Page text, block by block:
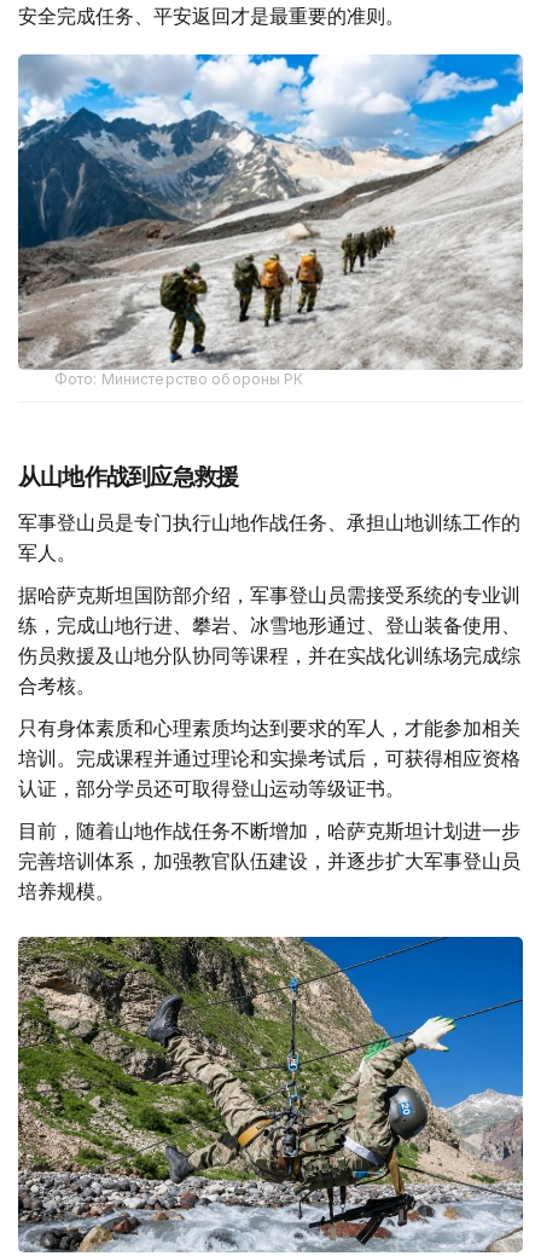
安全完成任务、平安返回才是最重要的准则。
Фото: Министерство обороны РК
从山地作战到应急救援
军事登山员是专门执行山地作战任务、承担山地训练工作的
军人。
据哈萨克斯坦国防部介绍，军事登山员需接受系统的专业训
练，完成山地行进、攀岩、冰雪地形通过、登山装备使用、
伤员救援及山地分队协同等课程，并在实战化训练场完成综
合考核。
只有身体素质和心理素质均达到要求的军人，才能参加相关
培训。完成课程并通过理论和实操考试后，可获得相应资格
认证，部分学员还可取得登山运动等级证书。
目前，随着山地作战任务不断增加，哈萨克斯坦计划进一步
完善培训体系，加强教官队伍建设，并逐步扩大军事登山员
培养规模。